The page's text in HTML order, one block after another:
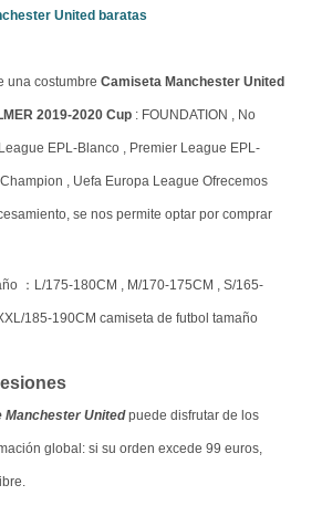
United baratas
una costumbre Camiseta Manchester United
2019-2020 Cup : FOUNDATION , No
EPL-Blanco , Premier League EPL-
, Uefa Europa League Ofrecemos
se nos permite optar por comprar
：L/175-180CM , M/170-175CM , S/165-
185-190CM camiseta de futbol tamaño
Manchester Unitedpuede disfrutar de los
global: si su orden excede 99 euros,